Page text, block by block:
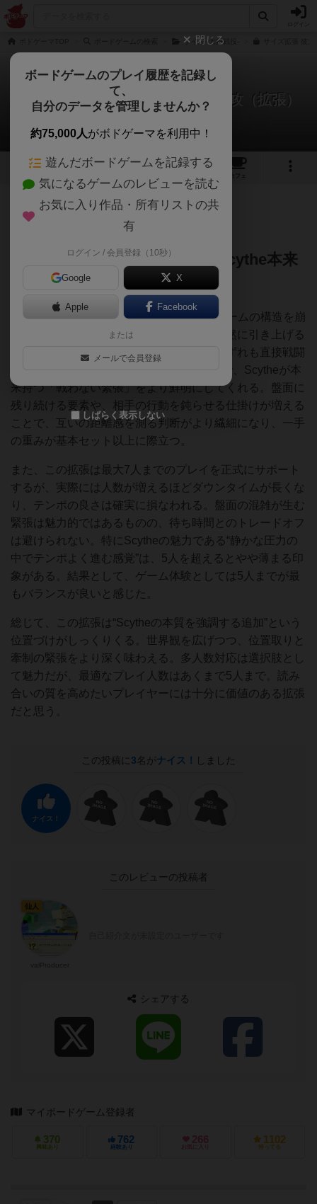
サイズ -大鎌戦役-
サイズ -大鎌戦役-：彼方よりの侵攻（拡張）
valProducerさんのレビュー
12 1 10
カフェ
211名 3名 1 3ヶ月前
【位置取りの緊張を深める、Scythe本来
の魅力を際立たせる拡張】
『Scythe：彼方からの侵攻者』は、基本ゲームの構造を崩
さずに、盤面の密度と読み合いの深さを自然に引き上げる
拡張だと感じた。追加される二勢力は、いずれも直接戦闘
より“位置取りによる牽制”を重視する設計で、Scytheが本
来持つ「戦わない緊張」をより鮮明にしてくれる。盤面に
残り続ける要素や、相手の行動を鈍らせる仕掛けが増える
ことで、互いの距離感を測る判断がより繊細になり、一手
の重みが基本セット以上に際立つ。
また、この拡張は最大7人までのプレイを正式にサポート
するが、実際には人数が増えるほどダウンタイムが長くな
り、テンポの良さは確実に損なわれる。盤面の混雑が生む
緊張は魅力的ではあるものの、待ち時間とのトレードオフ
は避けられない。特にScytheの魅力である“静かな圧力の
中でテンポよく進む感覚”は、5人を超えるとやや薄まる印
象がある。結果として、ゲーム体験としては5人までが最
もバランスが良いと感じた。
総じて、この拡張は“Scytheの本質を強調する追加”という
位置づけがしっくりくる。世界観を広げつつ、位置取りと
牽制の緊張をより深く味わえる。多人数対応は選択肢とし
て魅力だが、最適なプレイ人数はあくまで5人まで。読み
合いの質を高めたいプレイヤーには十分に価値のある拡張
だと思う。
この投稿に 3名がナイス！ しました
ナイス！
このレビューの投稿者
仙人
シェアする
マイボードゲーム登録者
370
興味あり
762
経験あり
266
お気に入り
1102
持ってる
閉じる
ボードゲームのプレイ履歴を記録し
て、
自分のデータを管理しませんか？
約75,000人がボドゲーマを利用中！
遊んだボードゲームを記録する
気になるゲームのレビューを読む
お気に入り作品・所有リストの共
有
ログイン / 会員登録（10秒）
Google X
Apple Facebook
または
メールで会員登録
しばらく表示しない